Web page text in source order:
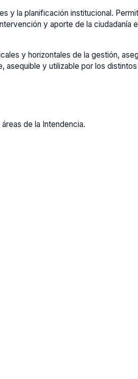
y la planificación institucional.
y aporte de la ciudadanía
y horizontales de la gestión,
asequible y utilizable por los
de la Intendencia.